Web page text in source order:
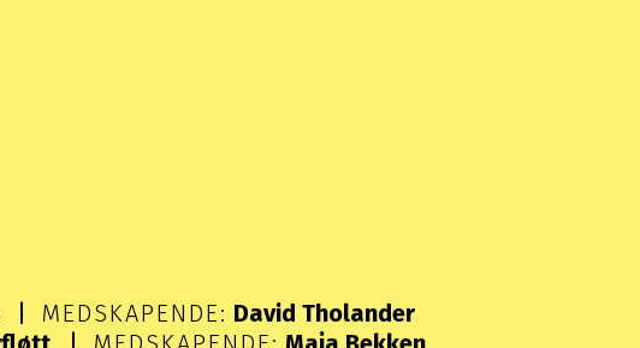
MEDSKAPENDE: David Tholander